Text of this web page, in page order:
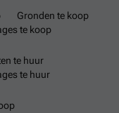
Gronden te koop
te koop
te huur
te huur